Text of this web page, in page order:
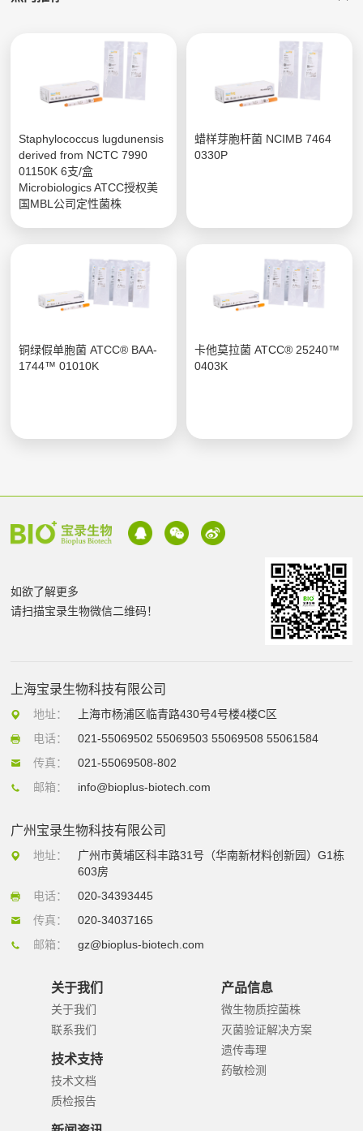
Staphylococcus lugdunensis
derived from NCTC 7990
01150K 6支/盒
Microbiologics ATCC授权美
国MBL公司定性菌株
蜡样芽胞杆菌 NCIMB 7464
0330P
铜绿假单胞菌 ATCC® BAA-
1744™ 01010K
卡他莫拉菌 ATCC® 25240™
0403K
如欲了解更多
请扫描宝录生物微信二维码！
上海宝录生物科技有限公司
地址：
上海市杨浦区临青路430号4号楼4楼C区
电话：
021-55069502 55069503 55069508 55061584
传真：
021-55069508-802
邮箱：
info@bioplus-biotech.com
广州宝录生物科技有限公司
地址：
广州市黄埔区科丰路31号（华南新材料创新园）G1栋
603房
电话：
020-34393445
传真：
020-34037165
邮箱：
gz@bioplus-biotech.com
关于我们
关于我们
联系我们
技术支持
技术文档
质检报告
产品信息
微生物质控菌株
灭菌验证解决方案
遗传毒理
药敏检测